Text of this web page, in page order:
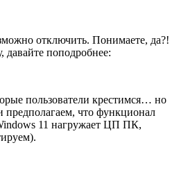
отключить. Понимаете, да?!
поподробнее:
пользователи крестимся… но
предполагаем, что функционал
11 нагружает ЦП ПК,